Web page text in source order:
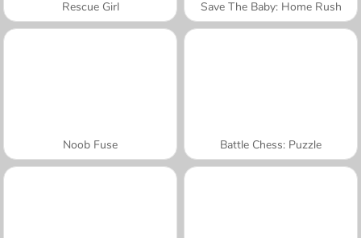
Rescue Girl Save The Baby: Home Rush
Noob Fuse Battle Chess: Puzzle